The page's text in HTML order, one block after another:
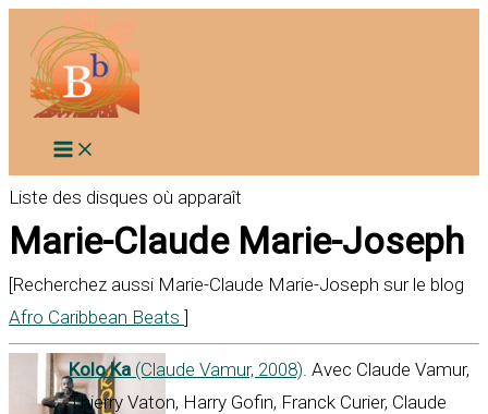
contenu
Liste des disques où apparaît
Marie-Claude Marie-Joseph
[Recherchez aussi Marie-Claude Marie-Joseph sur le blog
Afro Caribbean Beats ]
Kolo Ka (Claude Vamur, 2008). Avec Claude Vamur,
Thierry Vaton, Harry Gofin, Franck Curier, Claude